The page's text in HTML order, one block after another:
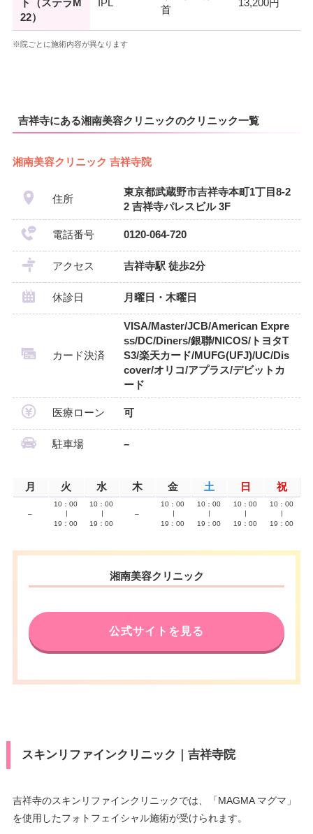
ト（ステラM
22）
IPL
首
13,200円
※院ごとに施術内容が異なります
吉祥寺にある湘南美容クリニックのクリニック一覧
湘南美容クリニック 吉祥寺院
住所
東京都武蔵野市吉祥寺本町1丁目8-2
2 吉祥寺パレスビル 3F
電話番号 0120-064-720
アクセス 吉祥寺駅 徒歩2分
休診日 月曜日・木曜日
カード決済
VISA/Master/JCB/American Expre
ss/DC/Diners/銀聯/NICOS/トヨタT
S3/楽天カード/MUFG(UFJ)/UC/Dis
cover/オリコ/アプラス/デビットカ
ード
医療ローン 可
駐車場 –
月 火 水 木 金 土 日 祝
–
10：00
19：00
10：00
19：00
–
10：00
19：00
10：00
19：00
10：00
19：00
10：00
19：00
湘南美容クリニック
公式サイトを見る
スキンリファインクリニック｜吉祥寺院
吉祥寺のスキンリファインクリニックでは、「MAGMA マグマ」
を使用したフォトフェイシャル施術が受けられます。